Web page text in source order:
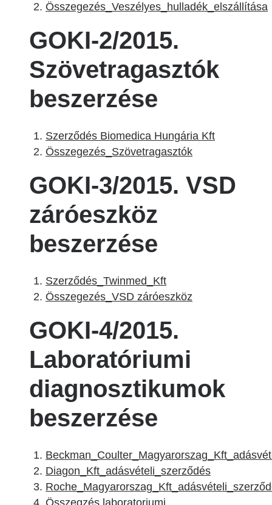
Összegezés_Veszélyes_hulladék_elszállítása
GOKI-2/2015.
Szövetragasztók
beszerzése
Szerződés Biomedica Hungária Kft
Összegezés_Szövetragasztók
GOKI-3/2015. VSD
záróeszköz
beszerzése
Szerződés_Twinmed_Kft
Összegezés_VSD záróeszköz
GOKI-4/2015.
Laboratóriumi
diagnosztikumok
beszerzése
Diagon_Kft_adásvételi_szerződés
Összegzés laboratoriumi